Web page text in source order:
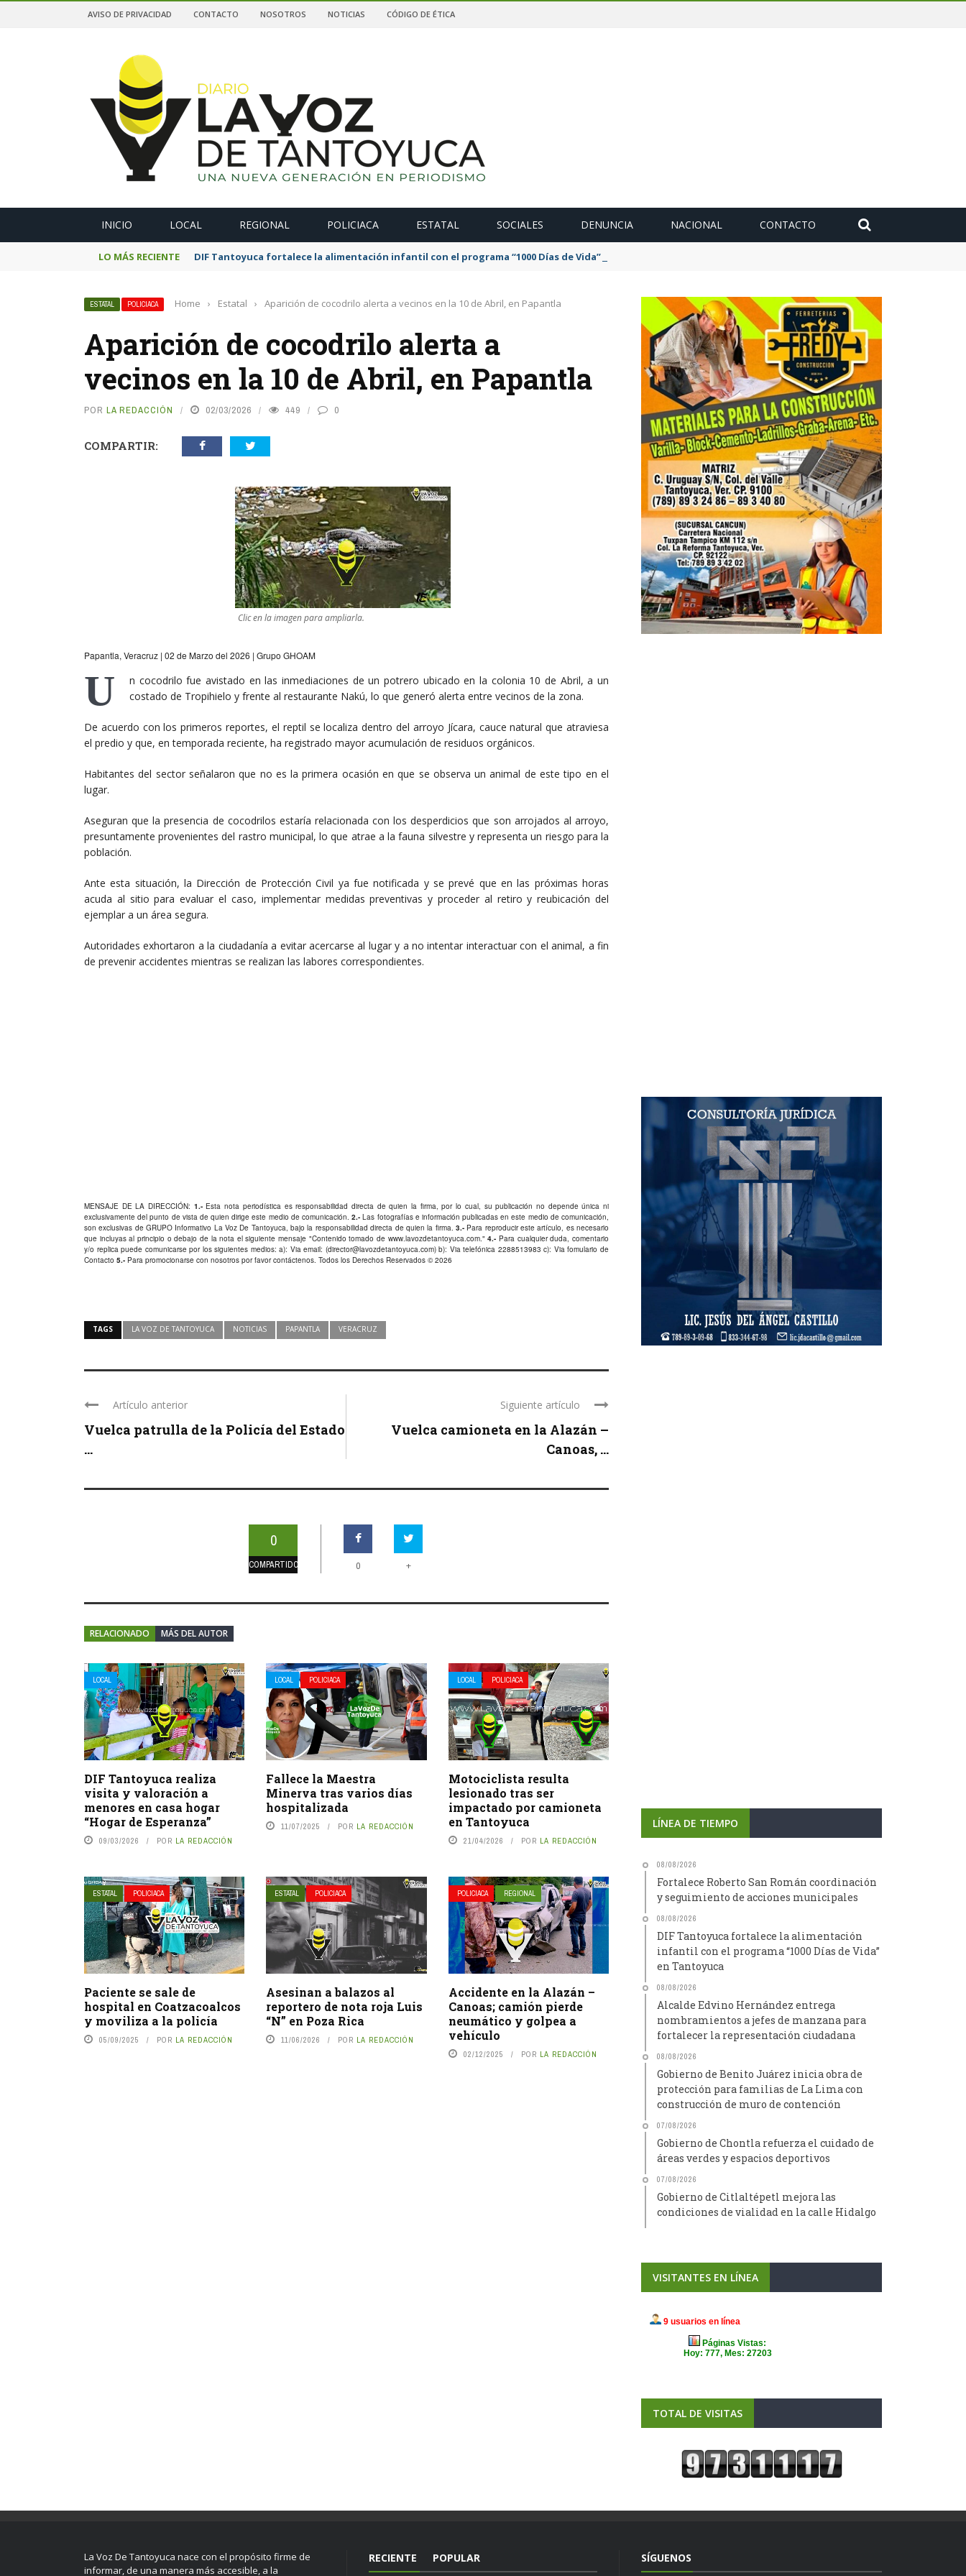
AVISO DE PRIVACIDAD CONTACTO NOSOTROS NOTICIAS CÓDIGO DE ÉTICA
INICIO LOCAL REGIONAL POLICIACA ESTATAL SOCIALES DENUNCIA NACIONAL CONTACTO
LO MÁS RECIENTE DIF Tantoyuca fortalece la alimentación infantil con el programa “1000 Días de Vida” en Tantoyuca
ESTATAL POLICIACA Home › Estatal › Aparición de cocodrilo alerta a vecinos en la 10 de Abril, en Papantla
Aparición de cocodrilo alerta a
vecinos en la 10 de Abril, en Papantla
POR LA REDACCIÓN 02/03/2026 449 0
COMPARTIR:
Clic en la imagen para ampliarla.
Papantla, Veracruz | 02 de Marzo del 2026 | Grupo GHOAM
U
n cocodrilo fue avistado en las inmediaciones de un potrero ubicado en la colonia 10 de Abril, a un
costado de Tropihielo y frente al restaurante Nakú, lo que generó alerta entre vecinos de la zona.
De acuerdo con los primeros reportes, el reptil se localiza dentro del arroyo Jícara, cauce natural que atraviesa
el predio y que, en temporada reciente, ha registrado mayor acumulación de residuos orgánicos.
Habitantes del sector señalaron que no es la primera ocasión en que se observa un animal de este tipo en el
lugar.
Aseguran que la presencia de cocodrilos estaría relacionada con los desperdicios que son arrojados al arroyo,
presuntamente provenientes del rastro municipal, lo que atrae a la fauna silvestre y representa un riesgo para la
población.
Ante esta situación, la Dirección de Protección Civil ya fue notificada y se prevé que en las próximas horas
acuda al sitio para evaluar el caso, implementar medidas preventivas y proceder al retiro y reubicación del
ejemplar a un área segura.
Autoridades exhortaron a la ciudadanía a evitar acercarse al lugar y a no intentar interactuar con el animal, a fin
de prevenir accidentes mientras se realizan las labores correspondientes.
MENSAJE DE LA DIRECCIÓN: 1.-Esta nota periodística es responsabilidad directa de quien la firma, por lo cual, su publicación no depende única ni
exclusivamente del punto de vista de quien dirige este medio de comunicación.2.- Las fotografías e información publicadas en este medio de comunicación,
son exclusivas de GRUPO Informativo La Voz De Tantoyuca, bajo la responsabilidad directa de quien la firma. 3.-Para reproducir este artículo, es necesario
que incluyas al principio o debajo de la nota el siguiente mensaje "Contenido tomado de www.lavozdetantoyuca.com."4.- Para cualquier duda, comentario
y/o replica puede comunicarse por los siguientes medios: a): Via email: (director@lavozdetantoyuca.com) b): Via telefónica 2288513983 c): Via fomulario de
Contacto 5.- Para promocionarse con nosotros por favorcontáctenos . Todos los Derechos Reservados © 2026
TAGS LA VOZ DE TANTOYUCA NOTICIAS PAPANTLA VERACRUZ
Artículo anterior
Vuelca patrulla de la Policía del Estado
...
Siguiente artículo
Vuelca camioneta en la Alazán –
Canoas, ...
0
COMPARTIDOS 0 +
RELACIONADO MÁS DEL AUTOR
LOCAL
DIF Tantoyuca realiza
visita y valoración a
menores en casa hogar
“Hogar de Esperanza”
09/03/2026 POR LA REDACCIÓN
LOCAL POLICIACA
Fallece la Maestra
Minerva tras varios días
hospitalizada
11/07/2025 POR LA REDACCIÓN
LOCAL POLICIACA
Motociclista resulta
lesionado tras ser
impactado por camioneta
en Tantoyuca
21/04/2026 POR LA REDACCIÓN
ESTATAL POLICIACA
Paciente se sale de
hospital en Coatzacoalcos
y moviliza a la policía
05/09/2025 POR LA REDACCIÓN
ESTATAL POLICIACA
Asesinan a balazos al
reportero de nota roja Luis
“N” en Poza Rica
11/06/2026 POR LA REDACCIÓN
POLICIACA REGIONAL
Accidente en la Alazán –
Canoas; camión pierde
neumático y golpea a
vehículo
02/12/2025 POR LA REDACCIÓN
LÍNEA DE TIEMPO
08/08/2026
Fortalece Roberto San Román coordinación
y seguimiento de acciones municipales
08/08/2026
DIF Tantoyuca fortalece la alimentación
infantil con el programa “1000 Días de Vida”
en Tantoyuca
08/08/2026
Alcalde Edvino Hernández entrega
nombramientos a jefes de manzana para
fortalecer la representación ciudadana
08/08/2026
Gobierno de Benito Juárez inicia obra de
protección para familias de La Lima con
construcción de muro de contención
07/08/2026
Gobierno de Chontla refuerza el cuidado de
áreas verdes y espacios deportivos
07/08/2026
Gobierno de Citlaltépetl mejora las
condiciones de vialidad en la calle Hidalgo
VISITANTES EN LÍNEA
TOTAL DE VISITAS
La Voz De Tantoyuca nace con el propósito firme de
informar, de una manera más accesible, a la
RECIENTE POPULAR SÍGUENOS